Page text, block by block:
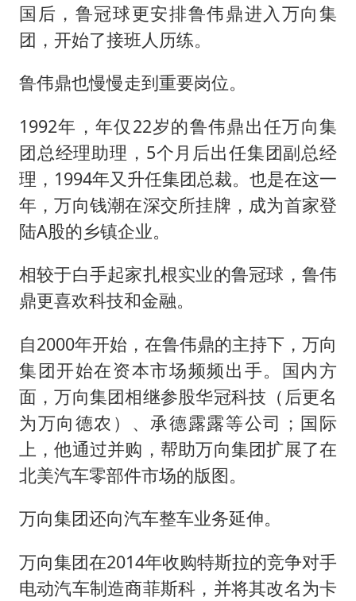
国后，鲁冠球更安排鲁伟鼎进入万向集
团，开始了接班人历练。
鲁伟鼎也慢慢走到重要岗位。
1992年，年仅22岁的鲁伟鼎出任万向集
团总经理助理，5个月后出任集团副总经
理，1994年又升任集团总裁。也是在这一
年，万向钱潮在深交所挂牌，成为首家登
陆A股的乡镇企业。
相较于白手起家扎根实业的鲁冠球，鲁伟
鼎更喜欢科技和金融。
自2000年开始，在鲁伟鼎的主持下，万向
集团开始在资本市场频频出手。国内方
面，万向集团相继参股华冠科技（后更名
为万向德农）、承德露露等公司；国际
上，他通过并购，帮助万向集团扩展了在
北美汽车零部件市场的版图。
万向集团还向汽车整车业务延伸。
万向集团在2014年收购特斯拉的竞争对手
电动汽车制造商菲斯科，并将其改名为卡